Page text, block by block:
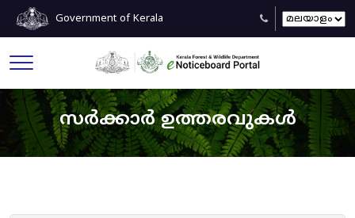
Government of Kerala
സർക്കാർ ഉത്തരവുകൾ